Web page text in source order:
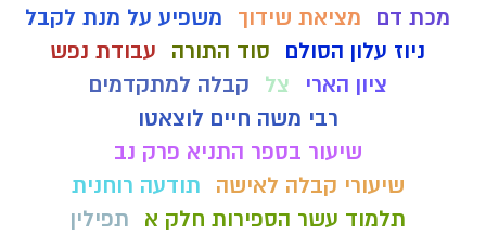
מכת דם
מציאת שידוך
משפיע על מנת לקבל
ניוז עלון הסולם
סוד התורה
עבודת נפש
ציון הארי
צל
קבלה למתקדמים
רבי משה חיים לוצאטו
שיעור בספר התניא פרק נב
שיעורי קבלה לאישה
תודעה רוחנית
תלמוד עשר הספירות חלק א
תפילין